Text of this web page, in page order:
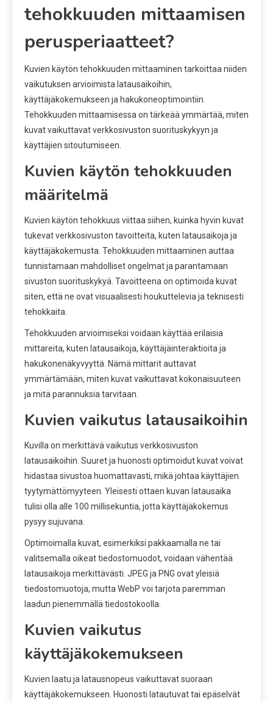
tehokkuuden mittaamisen
perusperiaatteet?
Kuvien käytön tehokkuuden mittaaminen tarkoittaa niiden
vaikutuksen arvioimista latausaikoihin,
käyttäjäkokemukseen ja hakukoneoptimointiin.
Tehokkuuden mittaamisessa on tärkeää ymmärtää, miten
kuvat vaikuttavat verkkosivuston suorituskykyyn ja
käyttäjien sitoutumiseen.
Kuvien käytön tehokkuuden
määritelmä
Kuvien käytön tehokkuus viittaa siihen, kuinka hyvin kuvat
tukevat verkkosivuston tavoitteita, kuten latausaikoja ja
käyttäjäkokemusta. Tehokkuuden mittaaminen auttaa
tunnistamaan mahdolliset ongelmat ja parantamaan
sivuston suorituskykyä. Tavoitteena on optimoida kuvat
siten, että ne ovat visuaalisesti houkuttelevia ja teknisesti
tehokkaita.
Tehokkuuden arvioimiseksi voidaan käyttää erilaisia
mittareita, kuten latausaikoja, käyttäjäinteraktioita ja
hakukonenäkyvyyttä. Nämä mittarit auttavat
ymmärtämään, miten kuvat vaikuttavat kokonaisuuteen
ja mitä parannuksia tarvitaan.
Kuvien vaikutus latausaikoihin
Kuvilla on merkittävä vaikutus verkkosivuston
latausaikoihin. Suuret ja huonosti optimoidut kuvat voivat
hidastaa sivustoa huomattavasti, mikä johtaa käyttäjien
tyytymättömyyteen. Yleisesti ottaen kuvan latausaika
tulisi olla alle 100 millisekuntia, jotta käyttäjäkokemus
pysyy sujuvana.
Optimoimalla kuvat, esimerkiksi pakkaamalla ne tai
valitsemalla oikeat tiedostomuodot, voidaan vähentää
latausaikoja merkittävästi. JPEG ja PNG ovat yleisiä
tiedostomuotoja, mutta WebP voi tarjota paremman
laadun pienemmällä tiedostokoolla.
Kuvien vaikutus
käyttäjäkokemukseen
Kuvien laatu ja latausnopeus vaikuttavat suoraan
käyttäjäkokemukseen. Huonosti latautuvat tai epäselvät